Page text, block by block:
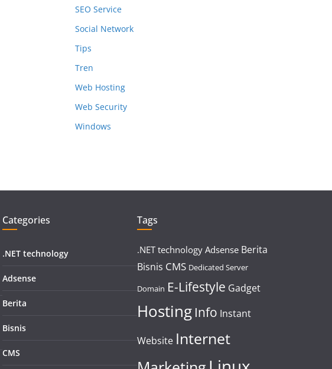
SEO Service
Social Network
Tips
Tren
Web Hosting
Web Security
Windows
Categories
.NET technology
Adsense
Berita
Bisnis
CMS
Tags
.NET technology Adsense Berita
Bisnis CMS Dedicated Server
Domain E-Lifestyle Gadget
Hosting Info Instant
Website Internet